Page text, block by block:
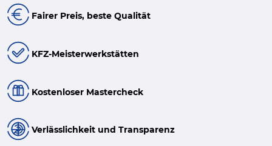
Fairer Preis, beste Qualität
KFZ-Meisterwerkstätten
Kostenloser Mastercheck
Verlässlichkeit und Transparenz